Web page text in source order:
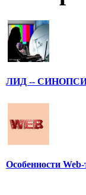
ЛИД --
Особенности